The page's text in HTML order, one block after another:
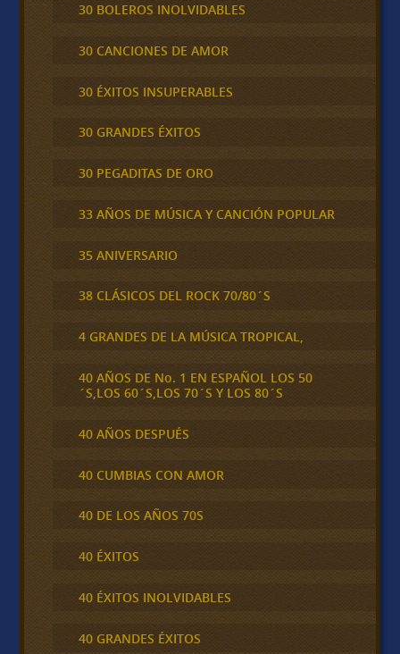
30 BOLEROS INOLVIDABLES
30 CANCIONES DE AMOR
30 ÉXITOS INSUPERABLES
30 GRANDES ÉXITOS
30 PEGADITAS DE ORO
33 AÑOS DE MÚSICA Y CANCIÓN POPULAR
35 ANIVERSARIO
38 CLÁSICOS DEL ROCK 70/80´S
4 GRANDES DE LA MÚSICA TROPICAL,
40 AÑOS DE No. 1 EN ESPAÑOL LOS 50
´S,LOS 60´S,LOS 70´S Y LOS 80´S
40 AÑOS DESPUÉS
40 CUMBIAS CON AMOR
40 DE LOS AÑOS 70S
40 ÉXITOS
40 ÉXITOS INOLVIDABLES
40 GRANDES ÉXITOS